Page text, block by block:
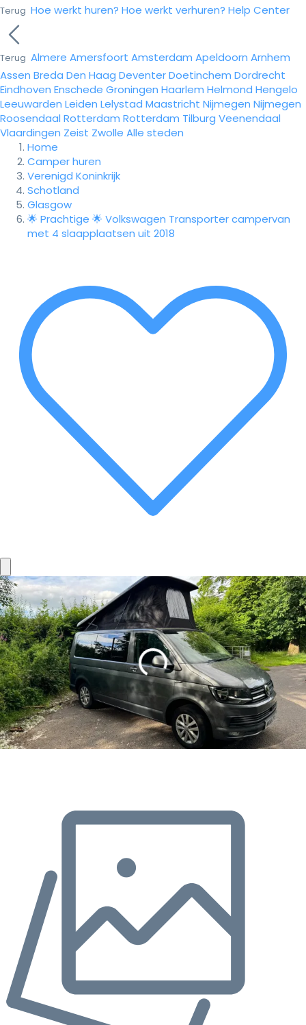
Terug Hoe werkt huren? Hoe werkt verhuren? Help Center
Terug Almere Amersfoort Amsterdam Apeldoorn Arnhem
Assen Breda Den Haag DeventerDoetinchem Dordrecht
Eindhoven Enschede Groningen Haarlem Helmond Hengelo
Leeuwarden Leiden Lelystad Maastricht Nijmegen Nijmegen
Roosendaal Rotterdam Rotterdam Tilburg Veenendaal
Vlaardingen Zeist Zwolle Alle steden
Home
Camper huren
Verenigd Koninkrijk
Schotland
Glasgow
🌟 Prachtige 🌟 Volkswagen Transporter campervan
met 4 slaapplaatsen uit 2018